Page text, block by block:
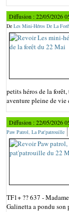
Diffusion : 22/05/2026
De Les Mini-Héros De La
petits héros de la
aventure pleine de vie
Diffusion : 22/05/2026
Paw Patrol, La Pat'patrouille
TF1+ ?? 637 -
Galinetta a pondu son